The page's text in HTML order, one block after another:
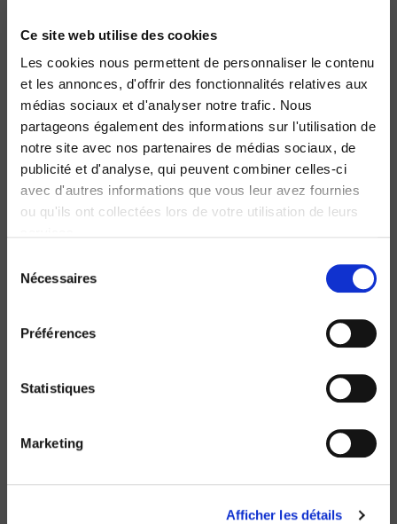
Ce site web utilise des cookies
Les cookies nous permettent de personnaliser le contenu
et les annonces, d'offrir des fonctionnalités relatives aux
médias sociaux et d'analyser notre trafic. Nous
partageons également des informations sur l'utilisation de
notre site avec nos partenaires de médias sociaux, de
publicité et d'analyse, qui peuvent combiner celles-ci
avec d'autres informations que vous leur avez fournies
ou qu'ils ont collectées lors de votre utilisation de leurs
Nécessaires
Préférences
Statistiques
Marketing
Afficher les détails
Les Justes de France
Politiques publiques de la mémoire
Sarah Gensburger
La résistance aux génocides
Jacques Sémelin, Claire Andrieu